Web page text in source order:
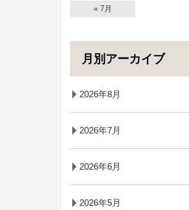
« 7月
月別アーカイブ
2026年8月
2026年7月
2026年6月
2026年5月